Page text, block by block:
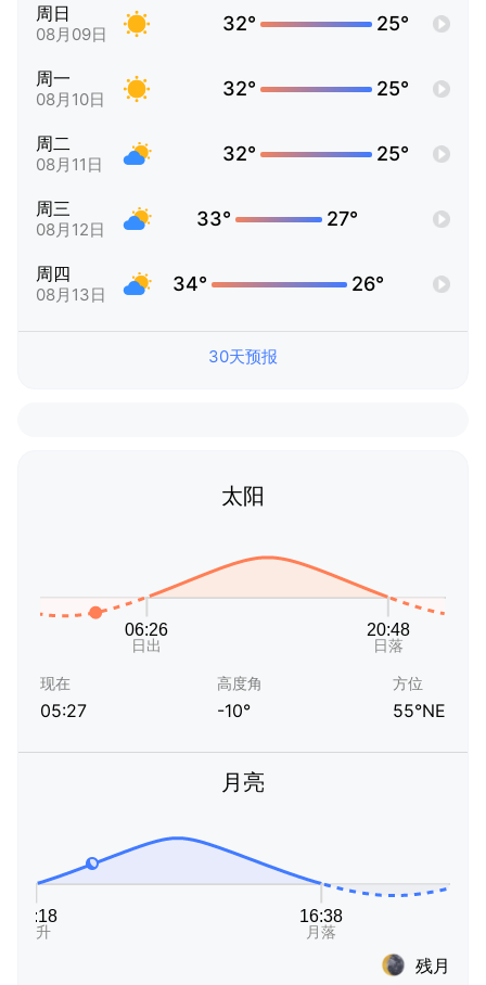
周日
08月09日 32° 25°
周一
08月10日 32° 25°
周二
08月11日 32° 25°
周三
08月12日 33° 27°
周四
08月13日 34° 26°
30天预报
太阳
现在
05:27
高度角
-10°
方位
55°NE
月亮
残月